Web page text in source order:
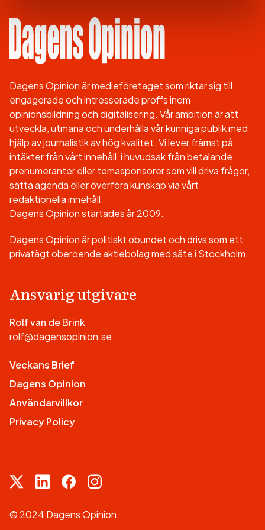
Dagens Opinion är medieföretaget som riktar sig till
engagerade och intresserade proffs inom
opinionsbildning och digitalisering. Vår ambition är att
utveckla, utmana och underhålla vår kunniga publik med
hjälp av journalistik av hög kvalitet. Vi lever främst på
intäkter från vårt innehåll, i huvudsak från betalande
prenumeranter eller temasponsorer som vill driva frågor,
sätta agenda eller överföra kunskap via vårt
redaktionella innehåll.
Dagens Opinion startades år 2009.
Dagens Opinion är politiskt obundet och drivs som ett
privatägt oberoende aktiebolag med säte i Stockholm.
Ansvarig utgivare
Rolf van de Brink
rolf@dagensopinion.se
Veckans Brief
Dagens Opinion
Användarvillkor
Privacy Policy
© 2024 Dagens Opinion.